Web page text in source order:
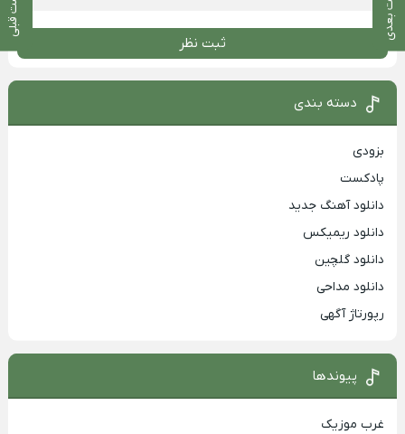
پست بعدی پست قبلی
ثبت نظر
دسته بندی
بزودی
پادکست
دانلود آهنگ جدید
دانلود ریمیکس
دانلود گلچین
دانلود مداحی
رپورتاژ آگهی
پیوندها
غرب موزیک